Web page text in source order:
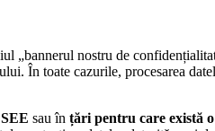
nostru de
În toate cazurile, procesarea
sau în țări pentru care există